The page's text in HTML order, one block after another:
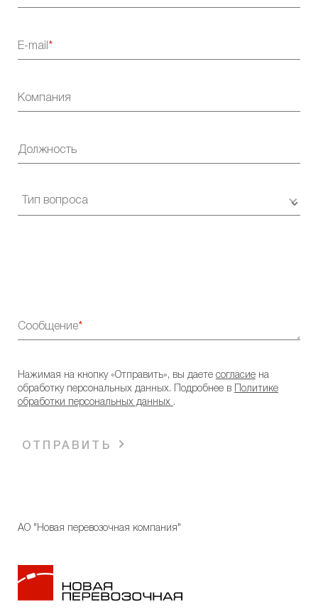
E-mail
Компания
Должность
Сообщение
Нажимая на кнопку «Отправить», вы даете согласие на
обработку персональных данных. Подробнее в
Политике
обработки персональных данных .
ОТПРАВИТЬ
АО "Новая перевозочная компания"